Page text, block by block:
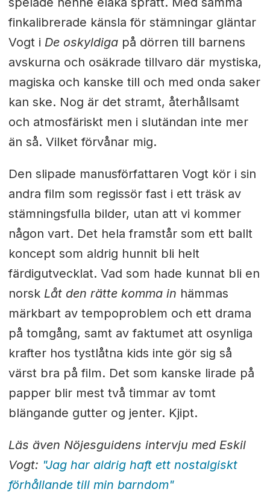
finkalibrerade känsla för stämningar gläntar
Vogt i De oskyldigapå dörren till barnens
avskurna och osäkrade tillvaro där mystiska,
magiska och kanske till och med onda saker
kan ske. Nog är det stramt, återhållsamt
och atmosfäriskt men i slutändan inte mer
än så. Vilket förvånar mig.
Den slipade manusförfattaren Vogt kör i sin
andra film som regissör fast i ett träsk av
stämningsfulla bilder, utan att vi kommer
någon vart. Det hela framstår som ett ballt
koncept som aldrig hunnit bli helt
färdigutvecklat. Vad som hade kunnat bli en
norsk Låt den rätte komma in hämmas
märkbart av tempoproblem och ett drama
på tomgång, samt av faktumet att osynliga
krafter hos tystlåtna kids inte gör sig så
värst bra på film. Det som kanske lirade på
papper blir mest två timmar av tomt
blängande gutter og jenter. Kjipt.
Läs även Nöjesguidens intervju med Eskil
Vogt: "Jag har aldrig haft ett nostalgiskt
förhållande till min barndom"